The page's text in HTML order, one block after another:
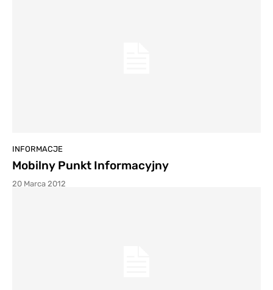
INFORMACJE
Mobilny Punkt Informacyjny
20 Marca 2012